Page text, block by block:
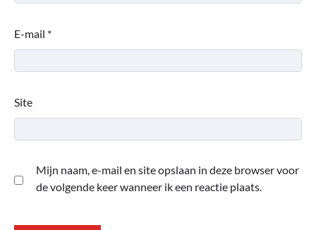
E-mail *
Site
Mijn naam, e-mail en site opslaan in deze browser voor
de volgende keer wanneer ik een reactie plaats.